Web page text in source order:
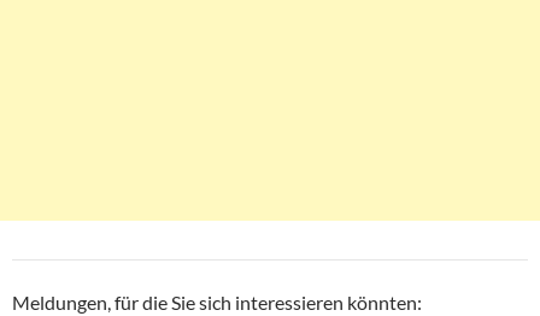
Meldungen, für die Sie sich interessieren könnten: